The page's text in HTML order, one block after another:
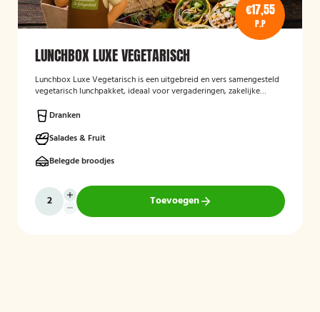
€17,55
P.P
LUNCHBOX LUXE VEGETARISCH
Lunchbox Luxe Vegetarisch is een uitgebreid en vers samengesteld
vegetarisch lunchpakket, ideaal voor vergaderingen, zakelijke
selectie van luxe broodjes, wraps en andere vegetarische
lekkernijen, zorgvuldig bereid met verse ingrediënten en
aantrekkelijk gepresenteerd. Ook kan rekening worden gehouden
met specifieke dieetwensen en allergieën.
Dranken
Salades & Fruit
Belegde broodjes
Toevoegen